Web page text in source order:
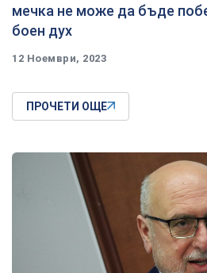
мечка не може да бъде
боен дух
12 Ноември, 2023
ПРОЧЕТИ ОЩЕ